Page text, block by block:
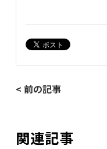
< 前の記事
関連記事